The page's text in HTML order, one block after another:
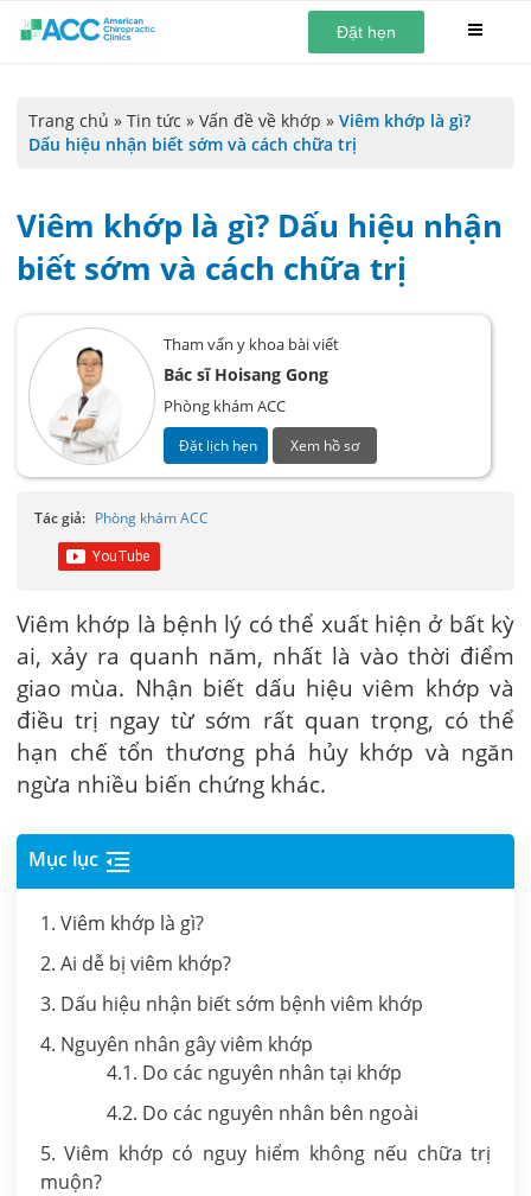
Đặt hẹn
Trang chủ » Tin tức » Vấn đề về khớp » Viêm khớp là gì?
Dấu hiệu nhận biết sớm và cách chữa trị
Viêm khớp là gì? Dấu hiệu nhận
biết sớm và cách chữa trị
Tham vấn y khoa bài viết
Bác sĩ Hoisang Gong
Phòng khám ACC
Đặt lịch hẹn Xem hồ sơ
Tác giả: Phòng khám ACC
Viêm khớp là bệnh lý có thể xuất hiện ở bất kỳ
ai, xảy ra quanh năm, nhất là vào thời điểm
giao mùa. Nhận biết dấu hiệu viêm khớp và
điều trị ngay từ sớm rất quan trọng, có thể
hạn chế tổn thương phá hủy khớp và ngăn
ngừa nhiều biến chứng khác.
Mục lục
1. Viêm khớp là gì?
2. Ai dễ bị viêm khớp?
3. Dấu hiệu nhận biết sớm bệnh viêm khớp
4. Nguyên nhân gây viêm khớp
4.1. Do các nguyên nhân tại khớp
4.2. Do các nguyên nhân bên ngoài
5. Viêm khớp có nguy hiểm không nếu chữa trị
muộn?